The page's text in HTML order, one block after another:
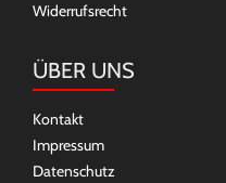
Widerrufsrecht
ÜBER UNS
Kontakt
Impressum
Datenschutz